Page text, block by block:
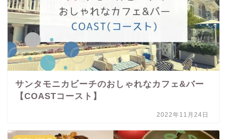
サンタモニカビーチのおしゃれなカフェ&バー
【COASTコースト】
2022年11月24日